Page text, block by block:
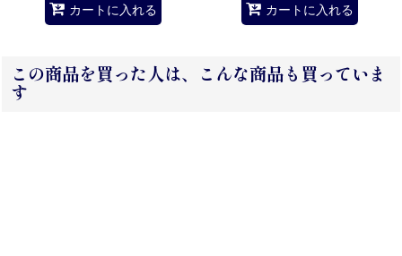
カートに入れる カートに入れる
この商品を買った人は、こんな商品も買っていま
す